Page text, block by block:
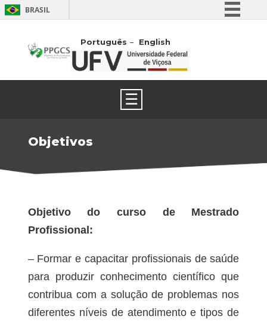
BRASIL
Comunica BR
Participe
Português English
☰
Objetivos
Objetivo do curso de Mestrado
Profissional:
– Formar e capacitar profissionais de saúde
para produzir conhecimento científico que
contribua com a solução de problemas nos
diferentes níveis de atendimento e tipos de